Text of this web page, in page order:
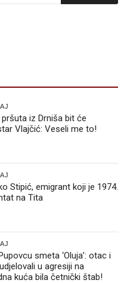
iz Drniša bit će
Vlajčić: Veseli me to!
Stipić, emigrant koji je 1974.
na Tita
smeta ‘Oluja’: otac i
u agresiji na
kuća bila četnički štab!